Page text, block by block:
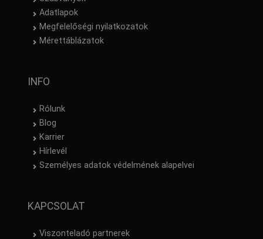
Adatlapok
Megfelelőségi nyilatkozatok
Mérettáblázatok
INFO
Rólunk
Blog
Karrier
Hírlevél
Személyes adatok védelmének alapelvei
KAPCSOLAT
Viszonteladó partnerek